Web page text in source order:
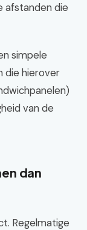
afstanden die
simpele
die hierover
van de
dan
Regelmatige